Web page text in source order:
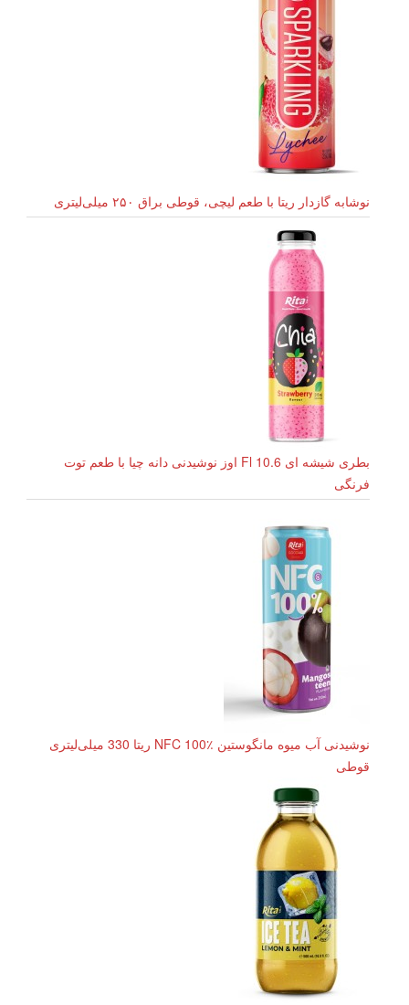
نوشابه گازدار ریتا با طعم لیچی، قوطی براق ۲۵۰ میلی‌لیتری
بطری شیشه ای 10.6 Fl اوز نوشیدنی دانه چیا با طعم توت
فرنگی
نوشیدنی آب میوه مانگوستین NFC 100٪ ریتا 330 میلی‌لیتری
قوطی